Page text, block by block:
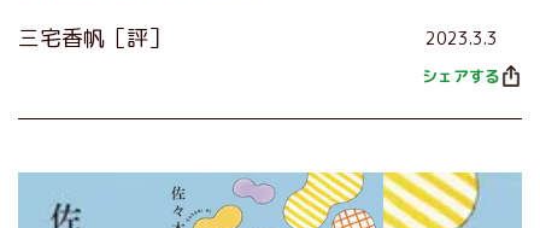
三宅香帆［評］ 2023.3.3
シェアする